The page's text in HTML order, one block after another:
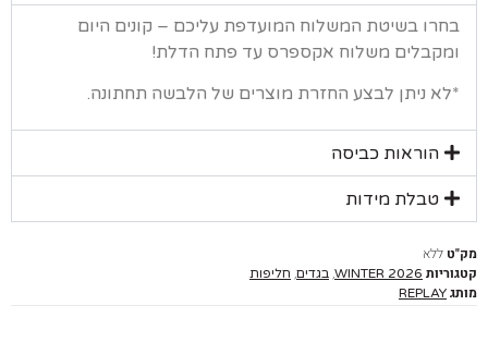
בשיטת המשלוח המועדפת עליכם – קונים היום
משלוח אקספרס עד פתח הדלת!
ניתן לבצע החזרת מוצרים של הלבשה תחתונה.
הוראות כביסה
טבלת מידות
ללא
WINTER 2026
,בגדים, חליפות
REPLAY